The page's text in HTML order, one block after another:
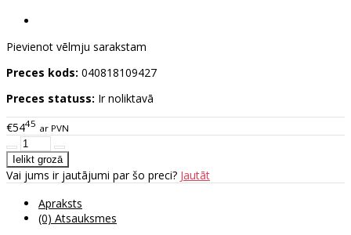
Pievienot vēlmju sarakstam
Preces kods: 040818109427
Preces statuss: Ir noliktavā
€5445 ar PVN
Vai jums ir jautājumi par šo preci? Jautāt
Apraksts
(0) Atsauksmes